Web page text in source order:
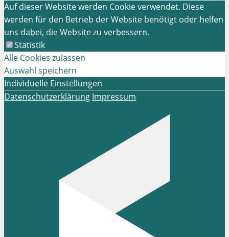
Auf dieser Website werden Cookie verwendet. Diese
werden für den Betrieb der Website benötigt oder helfen
uns dabei, die Website zu verbessern.
Statistik
Alle Cookies zulassen
Auswahl speichern
Individuelle Einstellungen
Datenschutzerklärung Impressum